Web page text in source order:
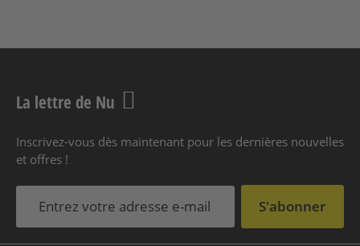
La lettre de Nu
Inscrivez-vous dès maintenant pour les dernières nouvelles
et offres !
S'abonner